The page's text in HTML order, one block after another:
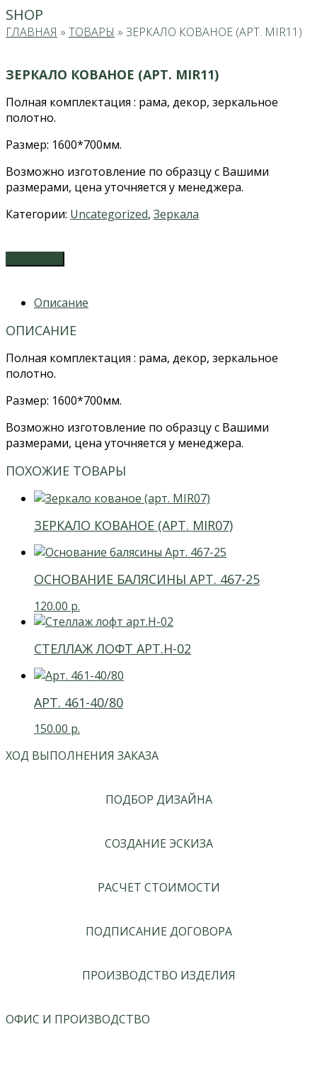
SHOP
ГЛАВНАЯ » ТОВАРЫ » ЗЕРКАЛО КОВАНОЕ (АРТ. MIR11)
ЗЕРКАЛО КОВАНОЕ (АРТ. MIR11)
Полная комплектация : рама, декор, зеркальное
полотно.
Размер: 1600*700мм.
Возможно изготовление по образцу с Вашими
размерами, цена уточняется у менеджера.
Категории: Uncategorized, Зеркала
Описание
ОПИСАНИЕ
Полная комплектация : рама, декор, зеркальное
полотно.
Размер: 1600*700мм.
Возможно изготовление по образцу с Вашими
размерами, цена уточняется у менеджера.
ПОХОЖИЕ ТОВАРЫ
ЗЕРКАЛО КОВАНОЕ (АРТ. MIR07)
ОСНОВАНИЕ БАЛЯСИНЫ АРТ. 467-25
120.00 р.
СТЕЛЛАЖ ЛОФТ АРТ.H-02
АРТ. 461-40/80
150.00 р.
ХОД ВЫПОЛНЕНИЯ ЗАКАЗА
ПОДБОР ДИЗАЙНА
СОЗДАНИЕ ЭСКИЗА
РАСЧЕТ СТОИМОСТИ
ПОДПИСАНИЕ ДОГОВОРА
ПРОИЗВОДСТВО ИЗДЕЛИЯ
ОФИС И ПРОИЗВОДСТВО